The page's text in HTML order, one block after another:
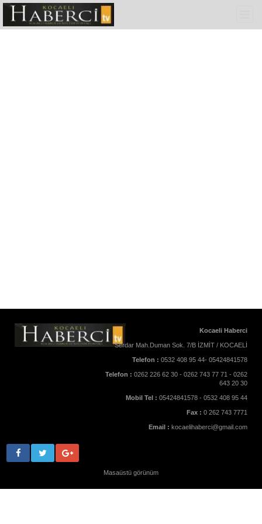
Kocaeli Haberci
Serdar Mah.Duman Sok. 7/B İZMİT / KOCAELİ
Telefon : 0532 408 95 44- 05424841578
Telefon : 0262 226 62 30 - 0262 743 77 71 - 0262
643 20 30
Mobil Tel : 05424841578 - 0532 408 95 44
Fax : 0 262 743 7771
Email : kocaelihaberci@gmail.com
Masaüstü görünüm